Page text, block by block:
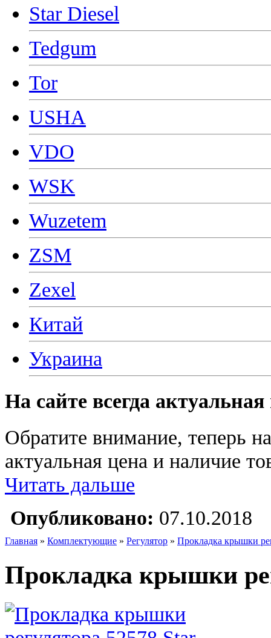
Star Diesel
Tedgum
Tor
USHA
VDO
WSK
Wuzetem
ZSM
Zexel
Китай
Украина
На сайте всегда
Обратите внимание, теперь
актуальная цена и наличие
Читать дальше
Опубликовано: 07.10.2018
Главная » Комплектующие » Регулятор » Прокладка крышки
Прокладка крышки